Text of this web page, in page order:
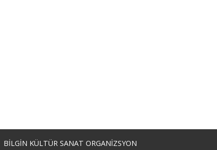
BİLGİN KÜLTÜR SANAT ORGANİZSYON